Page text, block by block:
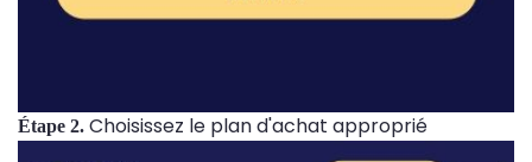
Étape 2. Choisissez le plan d'achat approprié